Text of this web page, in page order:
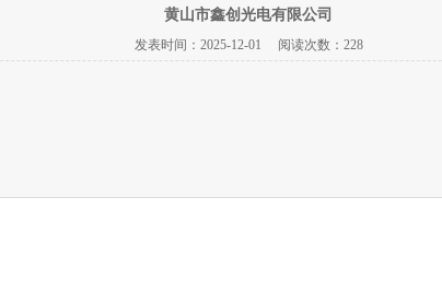
黄山市鑫创光电有限公司
发表时间： 2025-12-01 阅读次数： 228